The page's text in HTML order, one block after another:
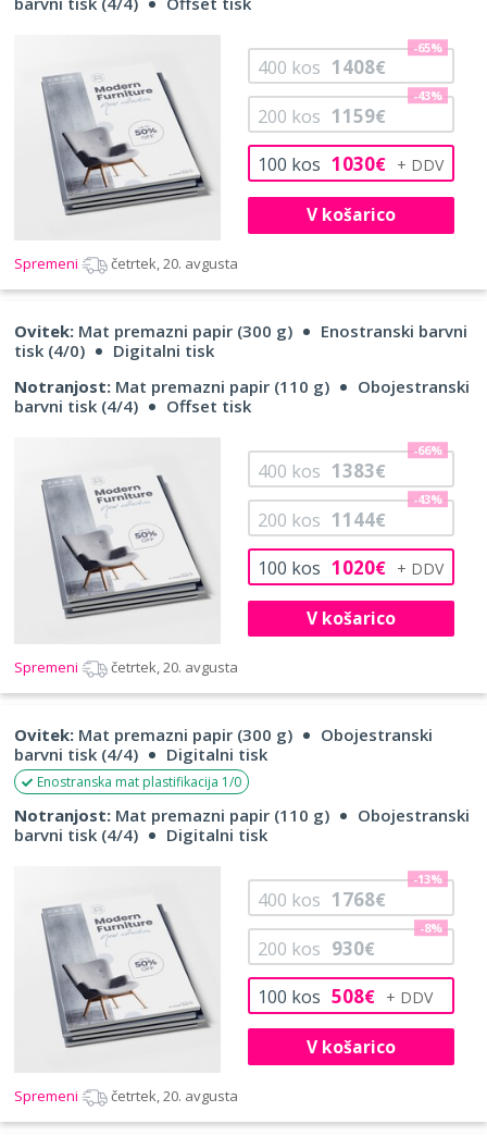
100 kos 1030€
200 kos 1159€
-43%
400 kos 1408€
-65%
V košarico
Spremeni četrtek, 20. avgusta
Ovitek: Mat premazni papir (300 g)
Enostranski barvni
tisk (4/0)
Digitalni tisk
Notranjost: Mat premazni papir (110 g)
Obojestranski
barvni tisk (4/4)
Offset tisk
100 kos 1020€
200 kos 1144€
-43%
400 kos 1383€
-66%
V košarico
Spremeni četrtek, 20. avgusta
Ovitek: Mat premazni papir (300 g)
Obojestranski
barvni tisk (4/4)
Digitalni tisk
Enostranska mat plastifikacija 1/0
Notranjost: Mat premazni papir (110 g)
Obojestranski
barvni tisk (4/4)
Digitalni tisk
100 kos 508€
200 kos 930€
-8%
400 kos 1768€
-13%
V košarico
Spremeni četrtek, 20. avgusta